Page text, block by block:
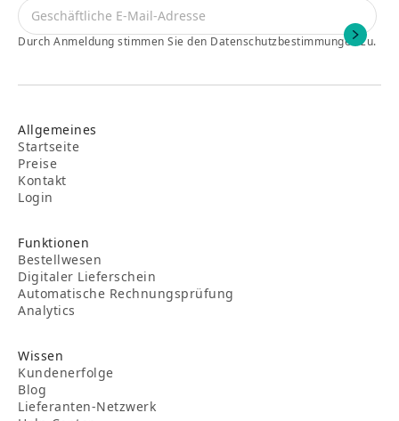
Durch Anmeldung stimmen Sie den Datenschutzbestimmungen zu.
Allgemeines
Startseite
Preise
Kontakt
Login
Funktionen
Bestellwesen
Digitaler Lieferschein
Automatische Rechnungsprüfung
Analytics
Wissen
Kundenerfolge
Blog
Lieferanten-Netzwerk